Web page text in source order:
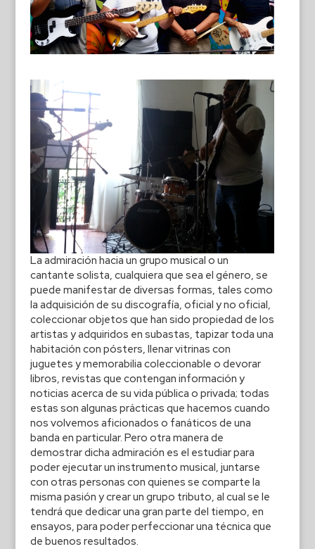
La admiración hacia un grupo musical o un
cantante solista, cualquiera que sea el género, se
puede manifestar de diversas formas, tales como
la adquisición de su discografía, oficial y no oficial,
coleccionar objetos que han sido propiedad de los
artistas y adquiridos en subastas, tapizar toda una
habitación con pósters, llenar vitrinas con
juguetes y memorabilia coleccionable o devorar
libros, revistas que contengan información y
noticias acerca de su vida pública o privada; todas
estas son algunas prácticas que hacemos cuando
nos volvemos aficionados o fanáticos de una
banda en particular. Pero otra manera de
demostrar dicha admiración es el estudiar para
poder ejecutar un instrumento musical, juntarse
con otras personas con quienes se comparte la
misma pasión y crear un grupo tributo, al cual se le
tendrá que dedicar una gran parte del tiempo, en
ensayos, para poder perfeccionar una técnica que
de buenos resultados.